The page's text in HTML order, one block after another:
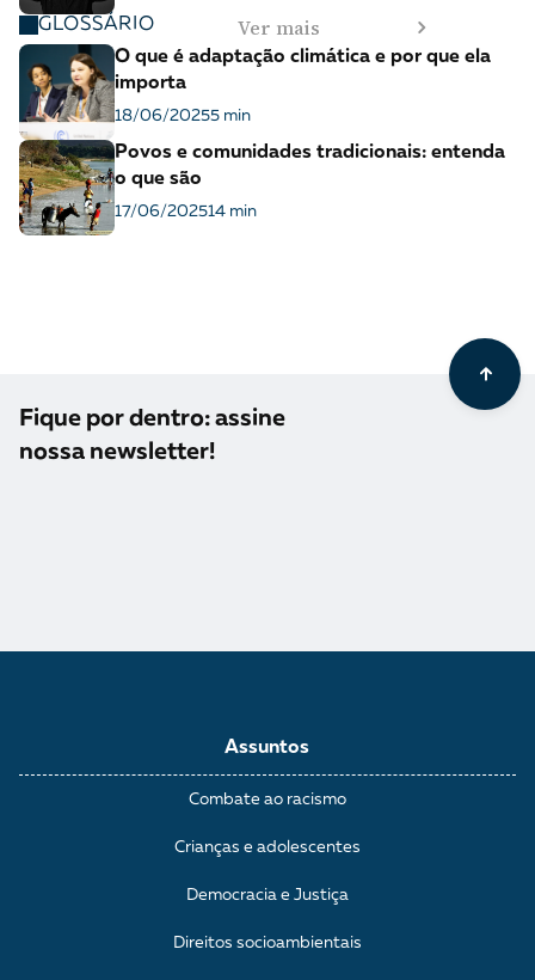
GLOSSÁRIO Ver mais
O que é adaptação climática e por que ela
importa
18/06/20255 min
Povos e comunidades tradicionais: entenda
o que são
17/06/202514 min
Fique por dentro: assine
nossa newsletter!
Assuntos
Combate ao racismo
Crianças e adolescentes
Democracia e Justiça
Direitos socioambientais